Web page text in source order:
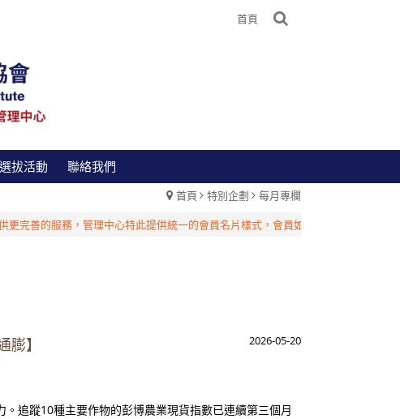
首頁
選拔活動 聯絡我們
首頁 特別企劃
每月專欄
完善的服務，管理中心特此提供統一的會員名片樣式，會員如有相關需求，請洽台灣
2026-05-20
】
追蹤10種主要作物的彭博農業現貨指數已連續第三個月